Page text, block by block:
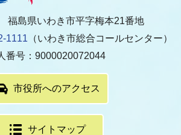
福島県いわき市平字梅本21番地
1111 （いわき市総合コールセンター）
番号：9000020072044
市役所へのアクセス
サイトマップ